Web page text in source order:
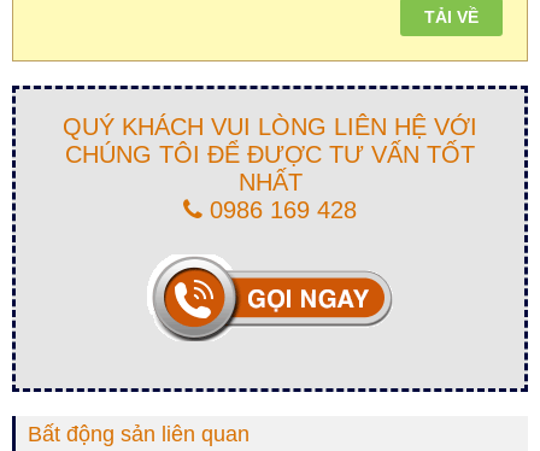
QUÝ KHÁCH VUI LÒNG LIÊN HỆ VỚI
CHÚNG TÔI ĐỂ ĐƯỢC TƯ VẤN TỐT
NHẤT
0986 169 428
Bất động sản liên quan